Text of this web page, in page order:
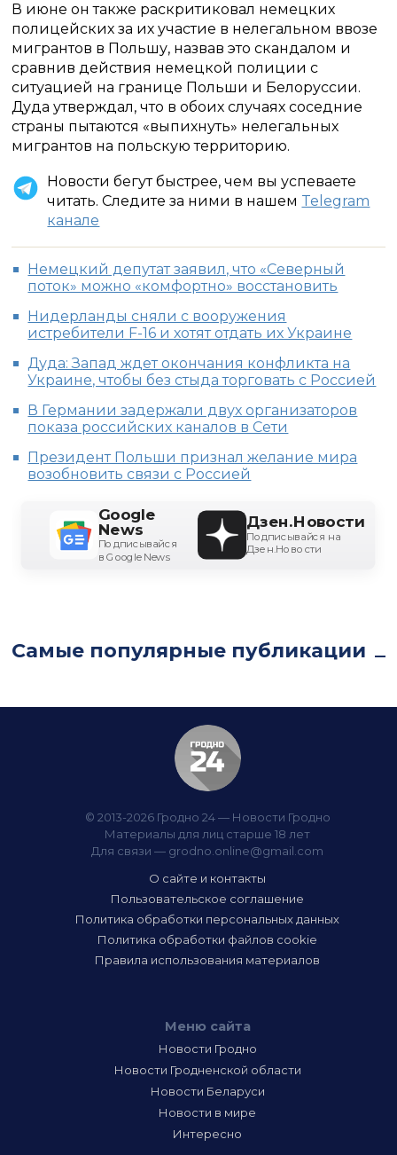
В июне он также раскритиковал немецких
полицейских за их участие в нелегальном ввозе
мигрантов в Польшу, назвав это скандалом и
сравнив действия немецкой полиции с
ситуацией на границе Польши и Белоруссии.
Дуда утверждал, что в обоих случаях соседние
страны пытаются «выпихнуть» нелегальных
мигрантов на польскую территорию.
Новости бегут быстрее, чем вы успеваете
читать. Следите за ними в нашем Telegram
канале
Немецкий депутат заявил, что «Северный
поток» можно «комфортно» восстановить
Нидерланды сняли с вооружения
истребители F-16 и хотят отдать их Украине
Дуда: Запад ждет окончания конфликта на
Украине, чтобы без стыда торговать с Россией
В Германии задержали двух организаторов
показа российских каналов в Сети
Президент Польши признал желание мира
возобновить связи с Россией
Google
News
Подписывайся
в Google News
Дзен.Новости
Подписывайся на
Дзен.Новости
Самые популярные публикации
© 2013-2026 Гродно 24 — Новости Гродно
Материалы для лиц старше 18 лет
Для связи — grodno.online@gmail.com
О сайте и контакты
Пользовательское соглашение
Политика обработки персональных данных
Политика обработки файлов cookie
Правила использования материалов
Меню сайта
Новости Гродно
Новости Гродненской области
Новости Беларуси
Новости в мире
Интересно